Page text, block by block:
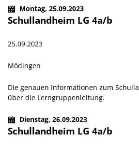
Montag,25.09.2023
Schullandheim LG 4a/b
25.09.2023
Mödingen
Die genauen Informationen zum
über die Lerngruppenleitung.
Dienstag,26.09.2023
Schullandheim LG 4a/b